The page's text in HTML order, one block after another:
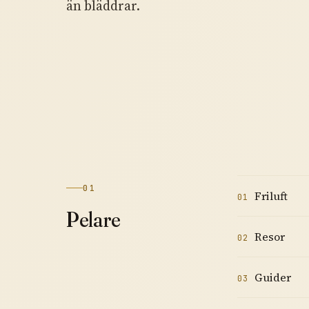
än bläddrar.
01
Pelare
01 Friluft
02 Resor
03 Guider